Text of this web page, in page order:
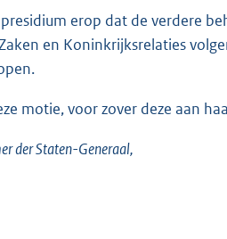
erop dat de verdere
en Koninkrijksrelaties
motie, voor zover deze aan
der Staten-Generaal,